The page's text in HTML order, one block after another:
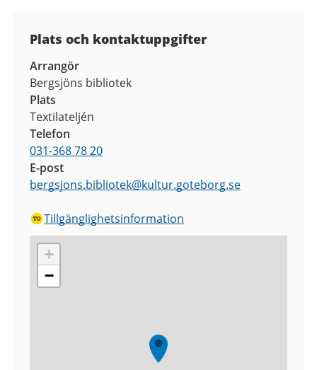
Plats och kontaktuppgifter
Arrangör
Bergsjöns bibliotek
Plats
Textilateljén
Telefon
031-368 78 20
E-post
bergsjons.bibliotek@kultur.goteborg.se
Tillgänglighetsinformation
+
−